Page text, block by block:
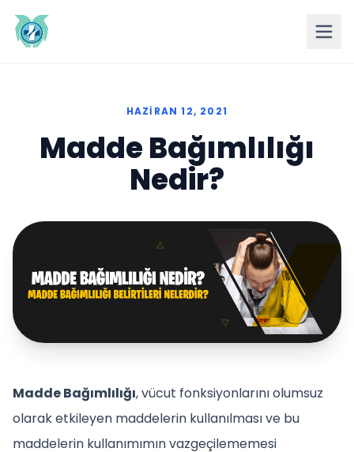
HAZIRAN 12, 2021
Madde Bağımlılığı
Nedir?
Madde Bağımlılığı, vücut fonksiyonlarını olumsuz
olarak etkileyen maddelerin kullanılması ve bu
maddelerin kullanımımın vazgeçilememesi